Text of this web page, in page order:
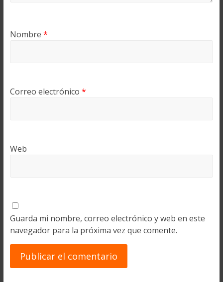
Nombre *
Correo electrónico *
Web
Guarda mi nombre, correo electrónico y web en este
navegador para la próxima vez que comente.